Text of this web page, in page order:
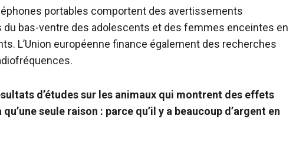
portables comportent des avertissements
du bas-ventre des adolescents et des femmes enceintes en
L’Union européenne finance également des recherches
d’études sur les animaux qui montrent des effets
seule raison : parce qu’il y a beaucoup d’argent en